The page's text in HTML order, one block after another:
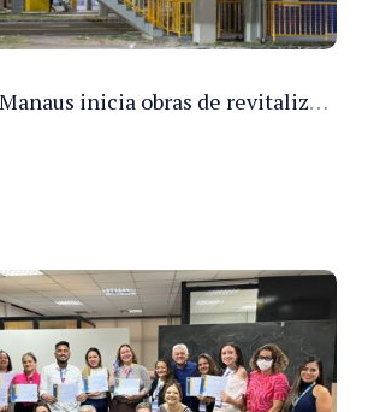
Prefeitura de Manaus inicia obras de revitalização na passarela Max Teixeira para ampliar segurança e mobilidade urbana